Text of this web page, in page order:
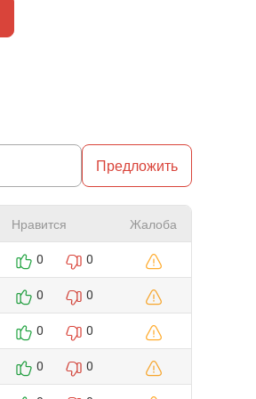
Предложить
Нравится
Жалоба
0 0
0 0
0 0
0 0